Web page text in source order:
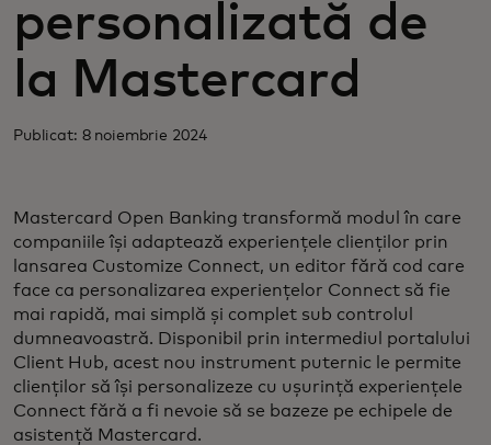
personalizată de
la Mastercard
Publicat: 8 noiembrie 2024
Mastercard Open Banking transformă modul în care
companiile își adaptează experiențele clienților prin
lansarea Customize Connect, un editor fără cod care
face ca personalizarea experiențelor Connect să fie
mai rapidă, mai simplă și complet sub controlul
dumneavoastră. Disponibil prin intermediul portalului
Client Hub, acest nou instrument puternic le permite
clienților să își personalizeze cu ușurință experiențele
Connect fără a fi nevoie să se bazeze pe echipele de
asistență Mastercard.